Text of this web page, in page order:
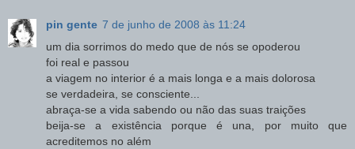
pin gente 7 de junho de 2008 às 11:24
um dia sorrimos do medo que de nós se opoderou
foi real e passou
a viagem no interior é a mais longa e a mais dolorosa
se verdadeira, se consciente...
abraça-se a vida sabendo ou não das suas traições
beija-se a existência porque é una, por muito que
acreditemos no além